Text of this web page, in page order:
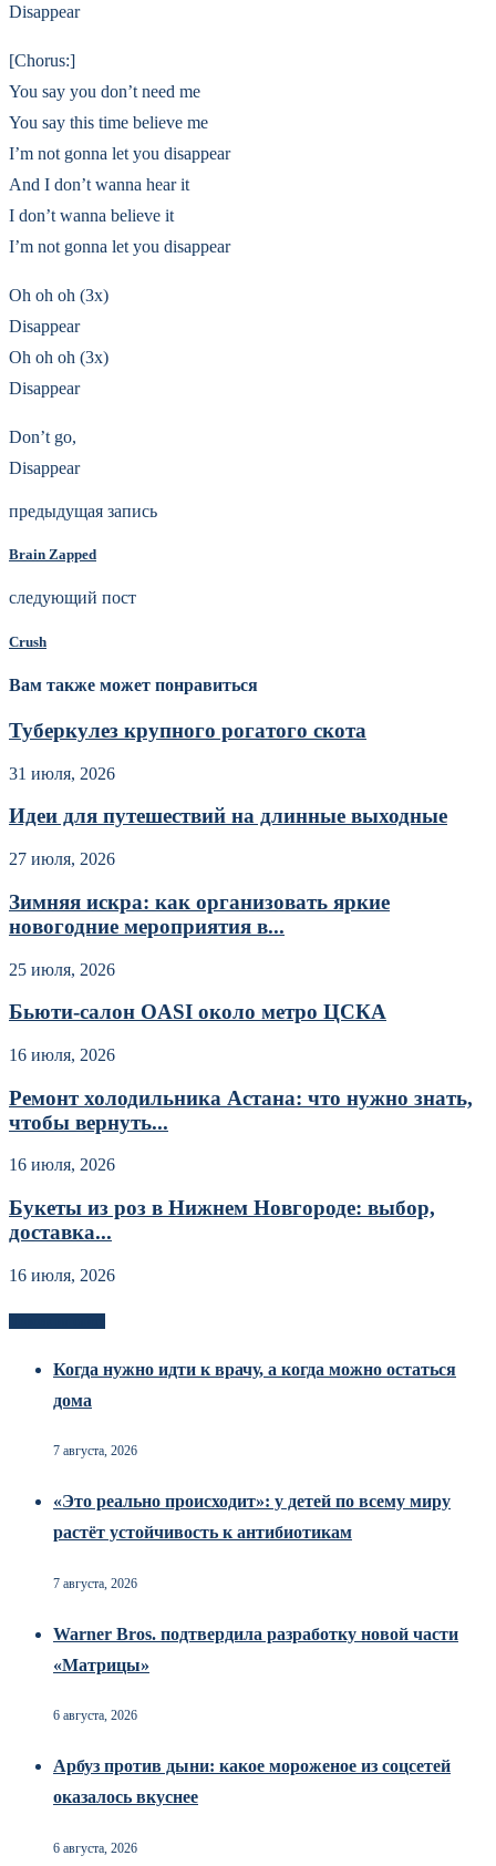
Disappear
[Chorus:]
You say you don’t need me
You say this time believe me
I’m not gonna let you disappear
And I don’t wanna hear it
I don’t wanna believe it
I’m not gonna let you disappear
Oh oh oh (3x)
Disappear
Oh oh oh (3x)
Disappear
Don’t go,
Disappear
предыдущая запись
Brain Zapped
следующий пост
Crush
Вам также может понравиться
Туберкулез крупного рогатого скота
31 июля, 2026
Идеи для путешествий на длинные выходные
27 июля, 2026
Зимняя искра: как организовать яркие
новогодние мероприятия в...
25 июля, 2026
Бьюти-салон OASI около метро ЦСКА
16 июля, 2026
Ремонт холодильника Астана: что нужно знать,
чтобы вернуть...
16 июля, 2026
Букеты из роз в Нижнем Новгороде: выбор,
доставка...
16 июля, 2026
Когда нужно идти к врачу, а когда можно остаться
дома
7 августа, 2026
«Это реально происходит»: у детей по всему миру
растёт устойчивость к антибиотикам
7 августа, 2026
Warner Bros. подтвердила разработку новой части
«Матрицы»
6 августа, 2026
Арбуз против дыни: какое мороженое из соцсетей
оказалось вкуснее
6 августа, 2026